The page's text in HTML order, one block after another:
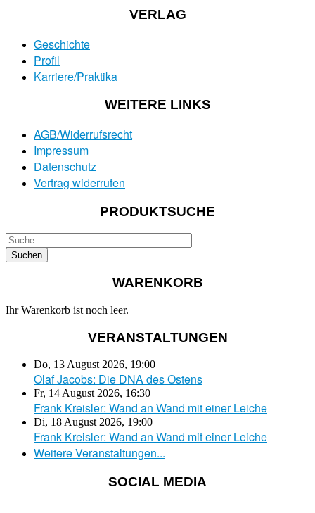
VERLAG
Geschichte
Profil
Karriere/Praktika
WEITERE LINKS
AGB/Widerrufsrecht
Impressum
Datenschutz
Vertrag widerrufen
PRODUKTSUCHE
WARENKORB
Ihr Warenkorb ist noch leer.
VERANSTALTUNGEN
Do, 13 August 2026, 19:00
Olaf Jacobs: Die DNA des Ostens
Fr, 14 August 2026, 16:30
Frank Kreisler: Wand an Wand mit einer Leiche
Di, 18 August 2026, 19:00
Frank Kreisler: Wand an Wand mit einer Leiche
Weitere Veranstaltungen...
SOCIAL MEDIA